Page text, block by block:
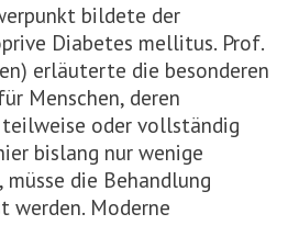
bildete der
Diabetes mellitus. Prof.
erläuterte die besonderen
Menschen, deren
teilweise oder vollständig
bislang nur wenige
die Behandlung
werden. Moderne